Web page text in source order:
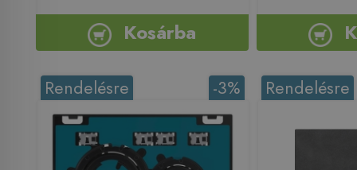
Kosárba
-3%
Rendelésre Rendelésre